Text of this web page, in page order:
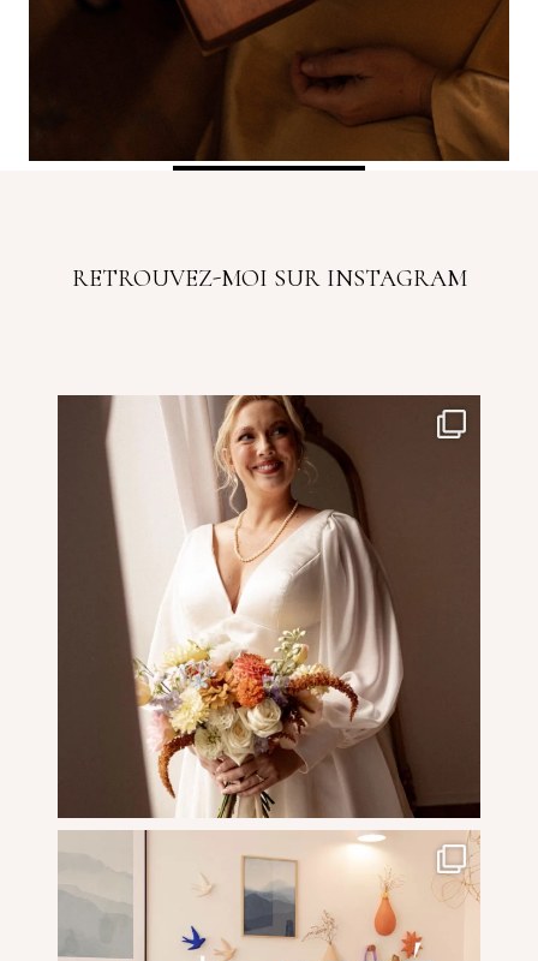
photographe morbihan, mariage automnal,
fleurs automnal, les voiles quiberon,
presqu’île de Quiberon, les voiles restaurant,
RETROUVEZ-MOI SUR INSTAGRAM